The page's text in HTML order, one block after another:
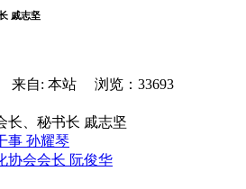
戚志坚
自: 本站 浏览：33693
长、秘书长 戚志坚
事 孙耀琴
协会会长 阮俊华